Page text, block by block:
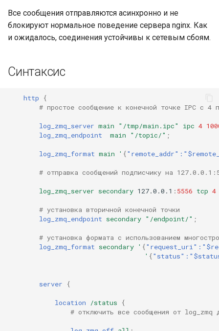
Все сообщения отправляются асинхронно и не
блокируют нормальное поведение сервера nginx. Как
и ожидалось, соединения устойчивы к сетевым сбоям.
Синтаксис
http
{
# простое сообщение к конечной точке IPC с 4
log_zmq_server main "/tmp/main.ipc" ipc 4
log_zmq_endpoint
main "/topic/" ;
log_zmq_format main ' {
# отправка сообщений подписчику на
log_zmq_server secondary 127.0.0.1 : 5556 tcp 4
# установка вторичной конечной точки
log_zmq_endpoint secondary "/endpoint/" ;
# установка формата с использованием
log_zmq_format secondary ' {
' {
server {
location /status
{
# отключить все сообщения от log_zmq